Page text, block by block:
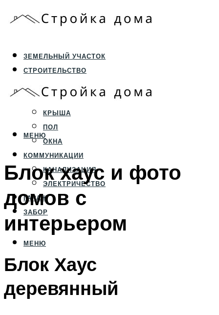
ЗЕМЕЛЬНЫЙ УЧАСТОК
СТРОИТЕЛЬСТВО
ФУНДАМЕНТ И ЦОКОЛЬ
ПЕРЕКРЫТИЯ И СТЕНЫ
КРЫША
ПОЛ
ОКНА
КОММУНИКАЦИИ
КАНАЛИЗАЦИЯ
ЭЛЕКТРИЧЕСТВО
ГАРАЖ
ЗАБОР
МЕНЮ
МЕНЮ
Блок хаус и фото
домов с
интерьером
Блок Хаус
деревянный